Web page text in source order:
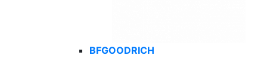
BFGOODRICH